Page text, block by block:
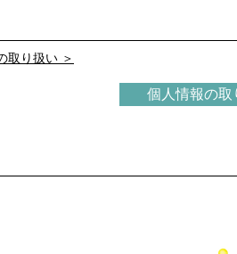
取り扱い ＞
個人情報の取